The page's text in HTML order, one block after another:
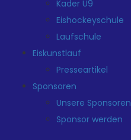
Kader U9
Eishockeyschule
Laufschule
Eiskunstlauf
Presseartikel
Sponsoren
Unsere Sponsoren
Sponsor werden